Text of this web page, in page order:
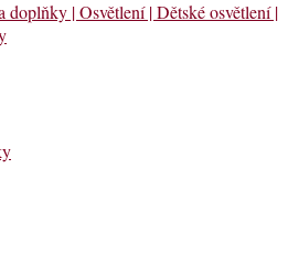
doplňky | Osvětlení | Dětské osvětlení |